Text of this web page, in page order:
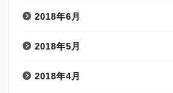
2018年6月
2018年5月
2018年4月